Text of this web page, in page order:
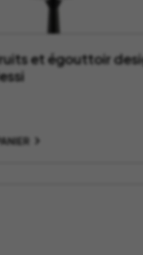
et égouttoir